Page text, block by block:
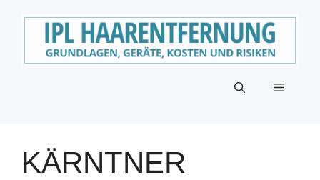
Menü
KÄRNTNER